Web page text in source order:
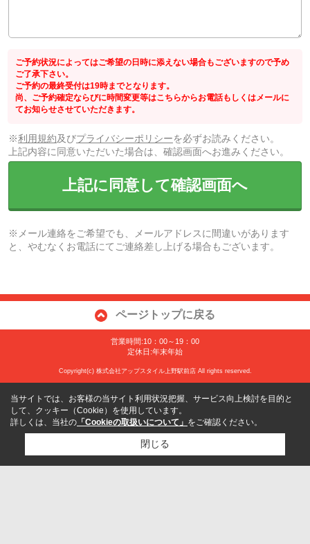
ご予約状況によってはご希望の日時に添えない場合もございますので予め
ご了承下さい。
ご予約の最終受付は19時までとなります。
尚、ご予約確定ならびに時間変更等はこちらからお電話もしくはメールに
てお知らせさせていただきます。
※利用規約及びプライバシーポリシーを必ずお読みください。
上記内容に同意いただいた場合は、確認画面へお進みください。
上記に同意して確認画面へ
※メール連絡をご希望でも、メールアドレスに間違いがあります
と、やむなくお電話にてご連絡差し上げる場合もございます。
ページトップに戻る
営業時間:10：00～19：00
定休日:年末年始
Copyright(c) 株式会社アップスタイル上野駅前店 All rights reserved.
当サイトでは、お客様の当サイト利用状況把握、サービス向上検討を目的と
して、クッキー（Cookie）を使用しています。
詳しくは、当社の 「Cookieの取扱いについて」 をご確認ください。
閉じる